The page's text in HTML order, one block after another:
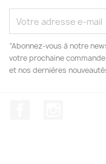
“Abonnez-vous à notre
votre prochaine
et nos dernières